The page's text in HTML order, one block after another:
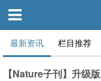
最新资讯 栏目推荐
【Nature子刊】升级